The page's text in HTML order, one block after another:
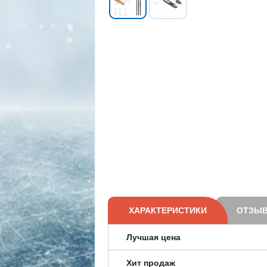
ХАРАКТЕРИСТИКИ
Лучшая цена
Хит продаж